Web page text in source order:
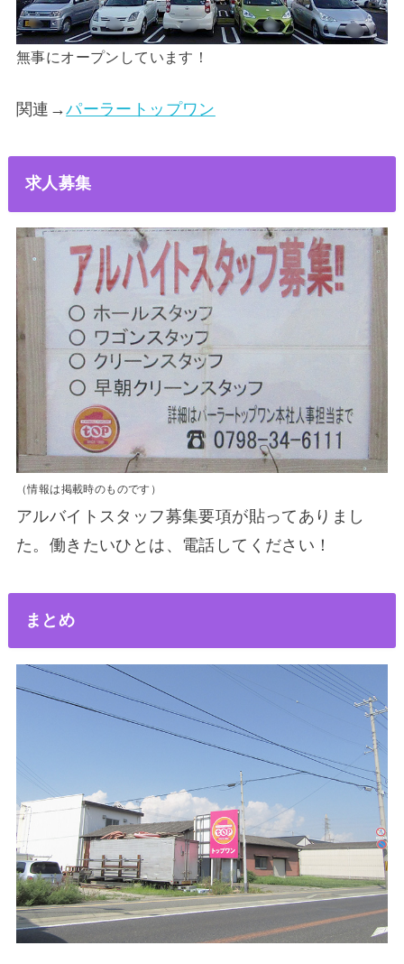
無事にオープンしています！
関連→パーラートップワン
求人募集
（情報は掲載時のものです）
アルバイトスタッフ募集要項が貼ってありまし
た。働きたいひとは、電話してください！
まとめ